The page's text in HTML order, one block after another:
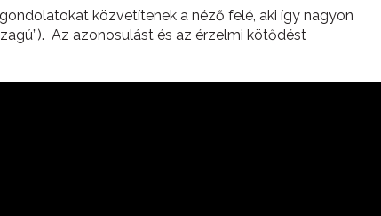
közvetítenek a néző felé, aki így nagyon
Az azonosulást és az érzelmi kötődést